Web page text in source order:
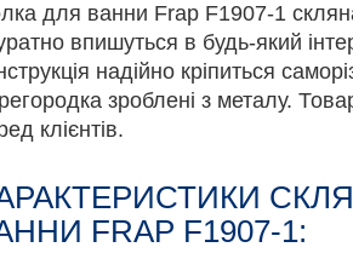
для ванни Frap F1907-1
впишуться в будь-який
надійно кріпиться
зроблені з металу.
клієнтів.
FRAP F1907-1: